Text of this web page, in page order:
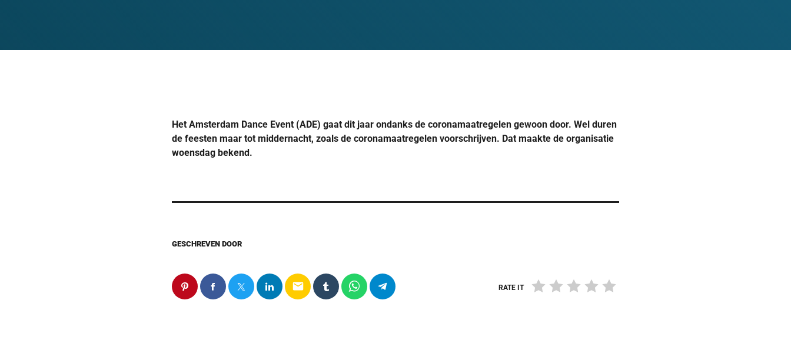
Het Amsterdam Dance Event (ADE) gaat dit jaar ondanks de coronamaatregelen gewoon door. Wel duren
de feesten maar tot middernacht, zoals de coronamaatregelen voorschrijven. Dat maakte de organisatie
woensdag bekend.
GESCHREVEN DOOR
email RATE IT